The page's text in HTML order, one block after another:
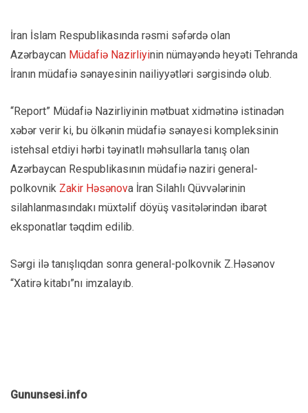
İran İslam Respublikasında rəsmi səfərdə olan
Azərbaycan Müdafiə Nazirliyinin nümayəndə heyəti Tehranda
İranın müdafiə sənayesinin nailiyyətləri sərgisində olub.
“Report” Müdafiə Nazirliyinin mətbuat xidmətinə istinadən
xəbər verir ki, bu ölkənin müdafiə sənayesi kompleksinin
istehsal etdiyi hərbi təyinatlı məhsullarla tanış olan
Azərbaycan Respublikasının müdafiə naziri general-
polkovnik Zakir Həsənova İran Silahlı Qüvvələrinin
silahlanmasındakı müxtəlif döyüş vasitələrindən ibarət
eksponatlar təqdim edilib.
Sərgi ilə tanışlıqdan sonra general-polkovnik Z.Həsənov
“Xatirə kitabı”nı imzalayıb.
Gununsesi.info